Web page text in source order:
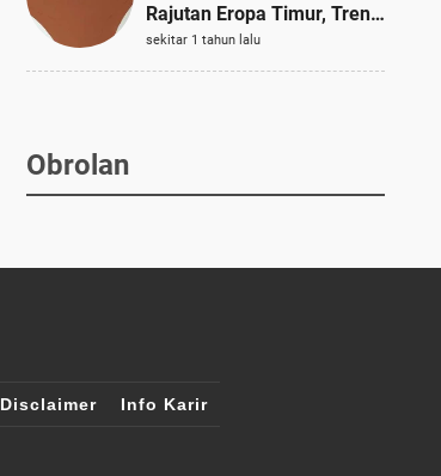
Rajutan Eropa Timur, Tren
Mode Terbaik dan Paling
Dicari 2023
sekitar 1 tahun lalu
Obrolan
Disclaimer Info Karir